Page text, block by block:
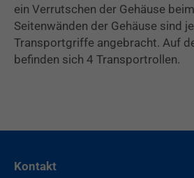
ein Verrutschen der Gehäuse
Seitenwänden der Gehäuse sind
Transportgriffe angebracht. Auf
befinden sich 4 Transportrollen.
Kontakt